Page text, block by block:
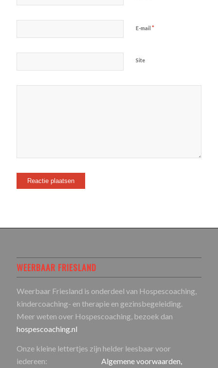
E-mail *
Site
WEERBAAR FRIESLAND
Weerbaar Friesland is onderdeel van Hospescoaching,
kindercoaching- en therapie en gezinsbegeleiding.
Meer weten over Hospescoaching, bezoek dan
hospescoaching.nl
Onze kleine lettertjes zijn helder leesbaar voor
iedereen: Algemene voorwaarden,